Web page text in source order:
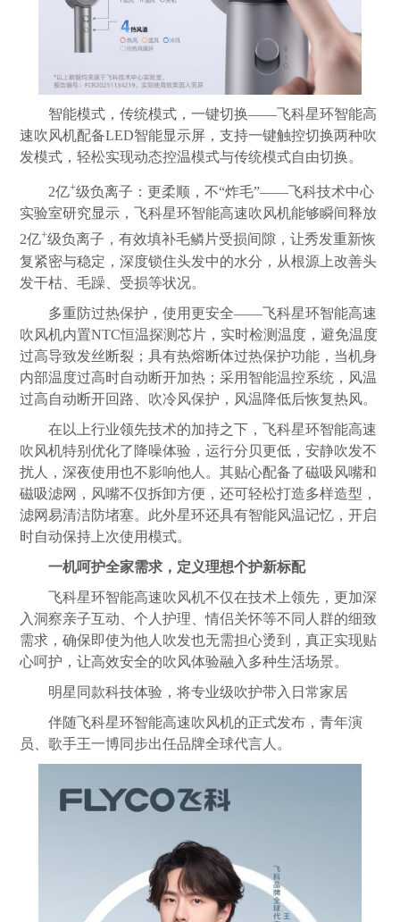
智能模式，传统模式，一键切换——飞科星环智能高
速吹风机配备LED智能显示屏，支持一键触控切换两种吹
发模式，轻松实现动态控温模式与传统模式自由切换。
2亿+级负离子：更柔顺，不“炸毛”——飞科技术中心
实验室研究显示，飞科星环智能高速吹风机能够瞬间释放
2亿+级负离子，有效填补毛鳞片受损间隙，让秀发重新恢
复紧密与稳定，深度锁住头发中的水分，从根源上改善头
发干枯、毛躁、受损等状况。
多重防过热保护，使用更安全——飞科星环智能高速
吹风机内置NTC恒温探测芯片，实时检测温度，避免温度
过高导致发丝断裂；具有热熔断体过热保护功能，当机身
内部温度过高时自动断开加热；采用智能温控系统，风温
过高自动断开回路、吹冷风保护，风温降低后恢复热风。
在以上行业领先技术的加持之下，飞科星环智能高速
吹风机特别优化了降噪体验，运行分贝更低，安静吹发不
扰人，深夜使用也不影响他人。其贴心配备了磁吸风嘴和
磁吸滤网，风嘴不仅拆卸方便，还可轻松打造多样造型，
滤网易清洁防堵塞。此外星环还具有智能风温记忆，开启
时自动保持上次使用模式。
一机呵护全家需求，定义理想个护新标配
飞科星环智能高速吹风机不仅在技术上领先，更加深
入洞察亲子互动、个人护理、情侣关怀等不同人群的细致
需求，确保即使为他人吹发也无需担心烫到，真正实现贴
心呵护，让高效安全的吹风体验融入多种生活场景。
明星同款科技体验，将专业级吹护带入日常家居
伴随飞科星环智能高速吹风机的正式发布，青年演
员、歌手王一博同步出任品牌全球代言人。